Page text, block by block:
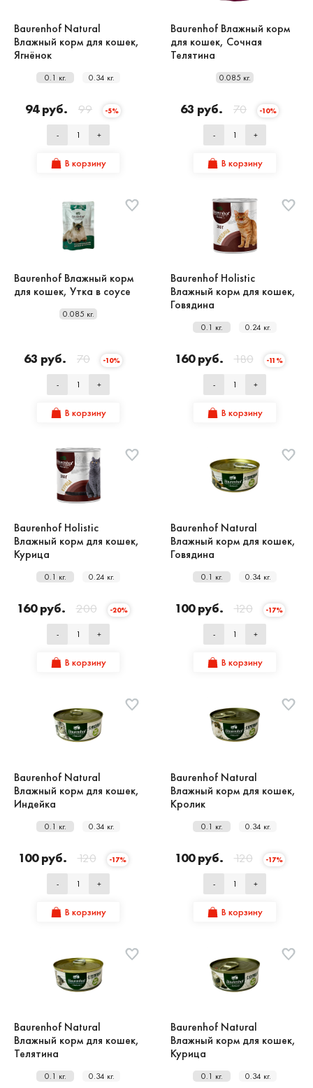
Baurenhof Natural
Влажный корм для кошек,
Ягнёнок
0.1 кг. 0.34 кг.
94 руб. 99 -5%
- +
В корзину
Baurenhof Влажный корм
для кошек, Сочная
Телятина
0.085 кг.
63 руб. 70 -10%
- +
В корзину
Baurenhof Влажный корм
для кошек, Утка в соусе
0.085 кг.
63 руб. 70 -10%
- +
В корзину
Baurenhof Holistic
Влажный корм для кошек,
Говядина
0.1 кг. 0.24 кг.
160 руб. 180 -11%
- +
В корзину
Baurenhof Holistic
Влажный корм для кошек,
Курица
0.1 кг. 0.24 кг.
160 руб. 200 -20%
- +
В корзину
Baurenhof Natural
Влажный корм для кошек,
Говядина
0.1 кг. 0.34 кг.
100 руб. 120 -17%
- +
В корзину
Baurenhof Natural
Влажный корм для кошек,
Индейка
0.1 кг. 0.34 кг.
100 руб. 120 -17%
- +
В корзину
Baurenhof Natural
Влажный корм для кошек,
Кролик
0.1 кг. 0.34 кг.
100 руб. 120 -17%
- +
В корзину
Baurenhof Natural
Влажный корм для кошек,
Телятина
0.1 кг. 0.34 кг.
Baurenhof Natural
Влажный корм для кошек,
Курица
0.1 кг. 0.34 кг.